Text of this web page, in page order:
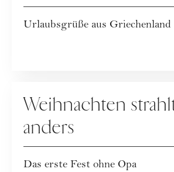
Urlaubsgrüße aus Griechenland
Weihnachten
anders
Das erste Fest ohne Opa